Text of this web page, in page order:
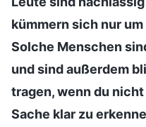
kümmern sich nur
Solche Menschen
und sind außerdem
tragen, wenn du
Sache klar zu